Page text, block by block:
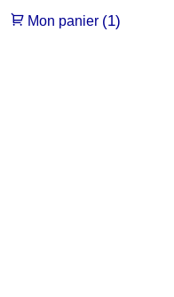
Mon panier (1)